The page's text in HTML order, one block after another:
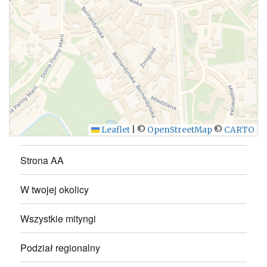
WYŚLIJ
Leaflet © OpenStreetMap © CARTO
Strona AA
W twojej okolicy
Wszystkie mityngi
Podział regionalny